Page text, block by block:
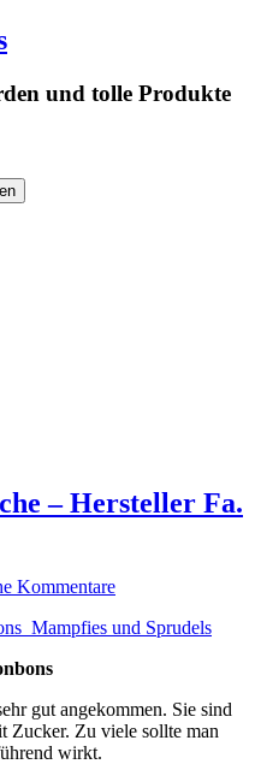
und tolle Produkte
– Hersteller Fa.
Kommentare
gut angekommen. Sie sind
Zucker. Zu viele sollte man
wirkt.